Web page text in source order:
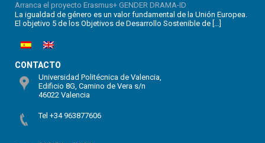
Arranca el proyecto Erasmus+ GENDER DRAMA-ID
La igualdad de género es un valor fundamental de la Unión Europea.
El objetivo 5 de los Objetivos de Desarrollo Sostenible de […]
CONTACTO
Universidad Politécnica de Valencia,
Edificio 8G, Camino de Vera s/n
46022 Valencia
Tel +34 963877606